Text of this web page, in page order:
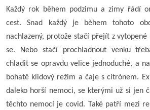
Každý rok během podzimu a zimy řádí
cest. Snad každý je během tohoto
nachlazený, protože stačí přejít z
se. Nebo stačí prochladnout venku
chladit se opravdu velice jednoduché, a
bohatě klidový režim a čaje s citrónem.
daleko horší nemoci, se kterými už si jen
těchto nemocí je covid. Také patří mezi